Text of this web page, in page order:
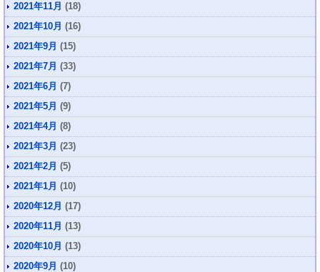
2021年11月 (18)
2021年10月 (16)
2021年9月 (15)
2021年7月 (33)
2021年6月 (7)
2021年5月 (9)
2021年4月 (8)
2021年3月 (23)
2021年2月 (5)
2021年1月 (10)
2020年12月 (17)
2020年11月 (13)
2020年10月 (13)
2020年9月 (10)